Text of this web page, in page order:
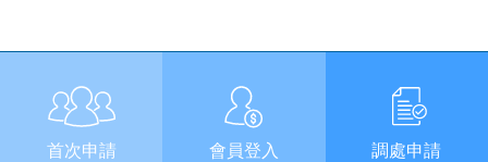
首次申請 會員登入 調處申請